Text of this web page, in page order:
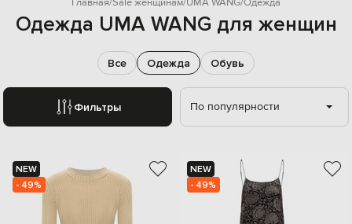
Одежда UMA WANG для женщин
Фильтры
Все Одежда Обувь
По популярности
NEW
- 49%
NEW
- 49%